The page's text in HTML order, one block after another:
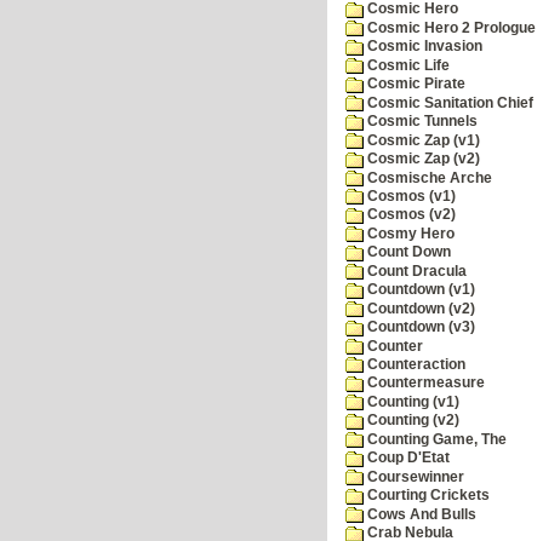
Cosmic Hero
Cosmic Hero 2 Prologue
Cosmic Invasion
Cosmic Life
Cosmic Pirate
Cosmic Sanitation Chief
Cosmic Tunnels
Cosmic Zap (v1)
Cosmic Zap (v2)
Cosmische Arche
Cosmos (v1)
Cosmos (v2)
Cosmy Hero
Count Down
Count Dracula
Countdown (v1)
Countdown (v2)
Countdown (v3)
Counter
Counteraction
Countermeasure
Counting (v1)
Counting (v2)
Counting Game, The
Coup D'Etat
Coursewinner
Courting Crickets
Cows And Bulls
Crab Nebula